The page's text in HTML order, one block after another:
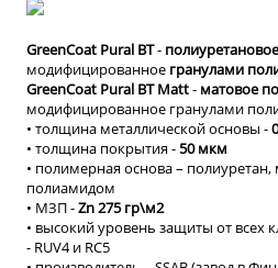
GreenCoat Pural BT- полиуретановое
модифицированное гранулами
GreenCoat Pural BT Matt- матовое
модифицированное гранулами
• толщина металлической основы -
• толщина покрытия -50 мкм
• полимерная основа –
полиамидом
• МЗП -Zn 275 гр\м2
• высокий уровень защиты от всех
- RUV4 и RC5